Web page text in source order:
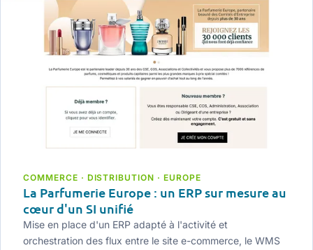
COMMERCE · DISTRIBUTION · EUROPE
La Parfumerie Europe : un ERP sur mesure au
cœur d'un SI unifié
Mise en place d'un ERP adapté à l'activité et
orchestration des flux entre le site e-commerce, le WMS